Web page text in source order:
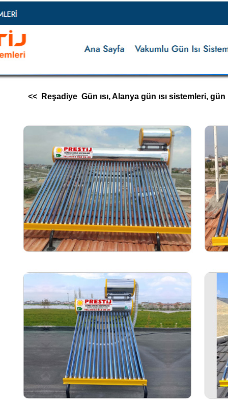
<< Reşadiye Gün ısı, Alanya gün ısı sistemleri, gün